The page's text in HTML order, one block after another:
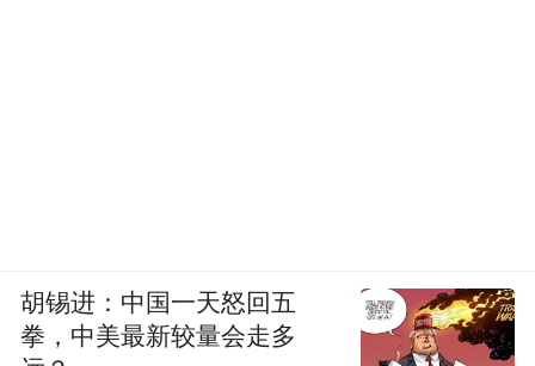
胡锡进：中国一天怒回五
拳，中美最新较量会走多